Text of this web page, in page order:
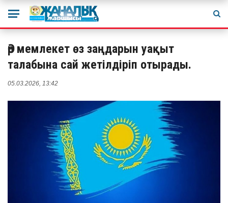
Әр мемлекет өз заңдарын уақыт
талабына сай жетілдіріп отырады.
05.03.2026, 13:42